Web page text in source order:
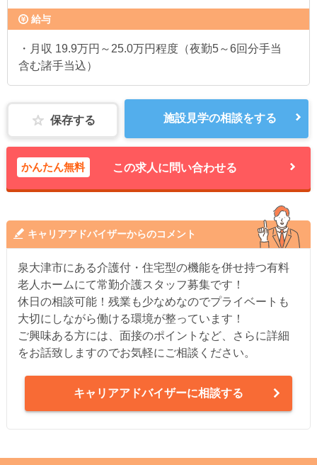
給与
・月収 19.9万円～25.0万円程度（夜勤5～6回分手当
含む諸手当込）
保存する 施設見学の相談をする
かんたん無料 この求人に問い合わせる
キャリアアドバイザーからのコメント
泉大津市にある介護付・住宅型の機能を併せ持つ有料
老人ホームにて常勤介護スタッフ募集です！
休日の相談可能！残業も少なめなのでプライベートも
大切にしながら働ける環境が整っています！
ご興味ある方には、面接のポイントなど、さらに詳細
をお話致しますのでお気軽にご相談ください。
キャリアアドバイザーに相談する